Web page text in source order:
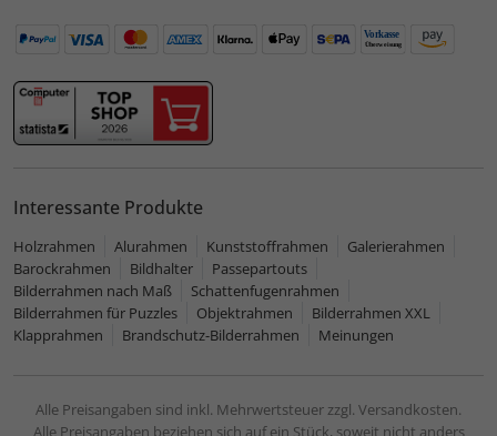
Interessante Produkte
Holzrahmen Alurahmen Kunststoffrahmen
Galerierahmen
Barockrahmen
Bildhalter
Passepartouts
Bilderrahmen nach Maß
Schattenfugenrahmen
Bilderrahmen für Puzzles
Objektrahmen
Bilderrahmen XXL
Klapprahmen
Brandschutz-Bilderrahmen Meinungen
Alle Preisangaben sind inkl. Mehrwertsteuer zzgl. Versandkosten.
Alle Preisangaben beziehen sich auf ein Stück, soweit nicht anders